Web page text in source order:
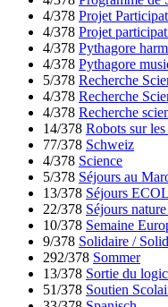
4/378 Projet
4/378 Projet
4/378 Pythagore
4/378 Pythagore
5/378 Recherche
4/378 Recherche
4/378 Recherche
14/378 Robots sur
77/378 Schweiz
4/378 Science
5/378 Séjours au
13/378 Séjours
22/378 Séjours
10/378 Semaine
9/378 Solidaire /
292/378 Sommer
13/378 Sortie du
51/378 Soutien